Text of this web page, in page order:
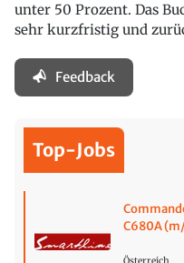
unter 50 Prozent. Das
sehr kurzfristig und
Feedback
Top-Jobs
C680A